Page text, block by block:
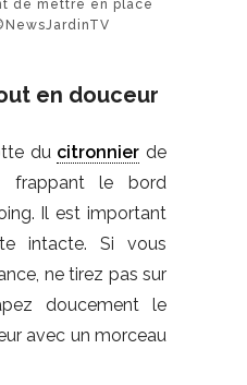
de mettre en place
en douceur
du citronnier de
frappant le bord
Il est important
intacte. Si vous
ne tirez pas sur
doucement le
avec un morceau